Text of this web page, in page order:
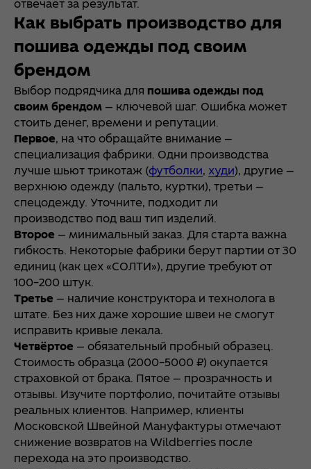
отвечает за результат.
Как выбрать производство для
пошива одежды под своим
брендом
Выбор подрядчика для пошива одежды под
своим брендом — ключевой шаг. Ошибка может
стоить денег, времени и репутации.
Первое, на что обращайте внимание —
специализация фабрики. Одни производства
лучше шьют трикотаж (футболки, худи), другие —
верхнюю одежду (пальто, куртки), третьи —
спецодежду. Уточните, подходит ли
производство под ваш тип изделий.
Второе — минимальный заказ. Для старта важна
гибкость. Некоторые фабрики берут партии от 30
единиц (как цех «СОЛТИ»), другие требуют от
100–200 штук.
Третье — наличие конструктора и технолога в
штате. Без них даже хорошие швеи не смогут
исправить кривые лекала.
Четвёртое — обязательный пробный образец.
Стоимость образца (2000–5000 ₽) окупается
страховкой от брака. Пятое — прозрачность и
отзывы. Изучите портфолио, почитайте отзывы
реальных клиентов. Например, клиенты
Московской Швейной Мануфактуры отмечают
снижение возвратов на Wildberries после
перехода на это производство.